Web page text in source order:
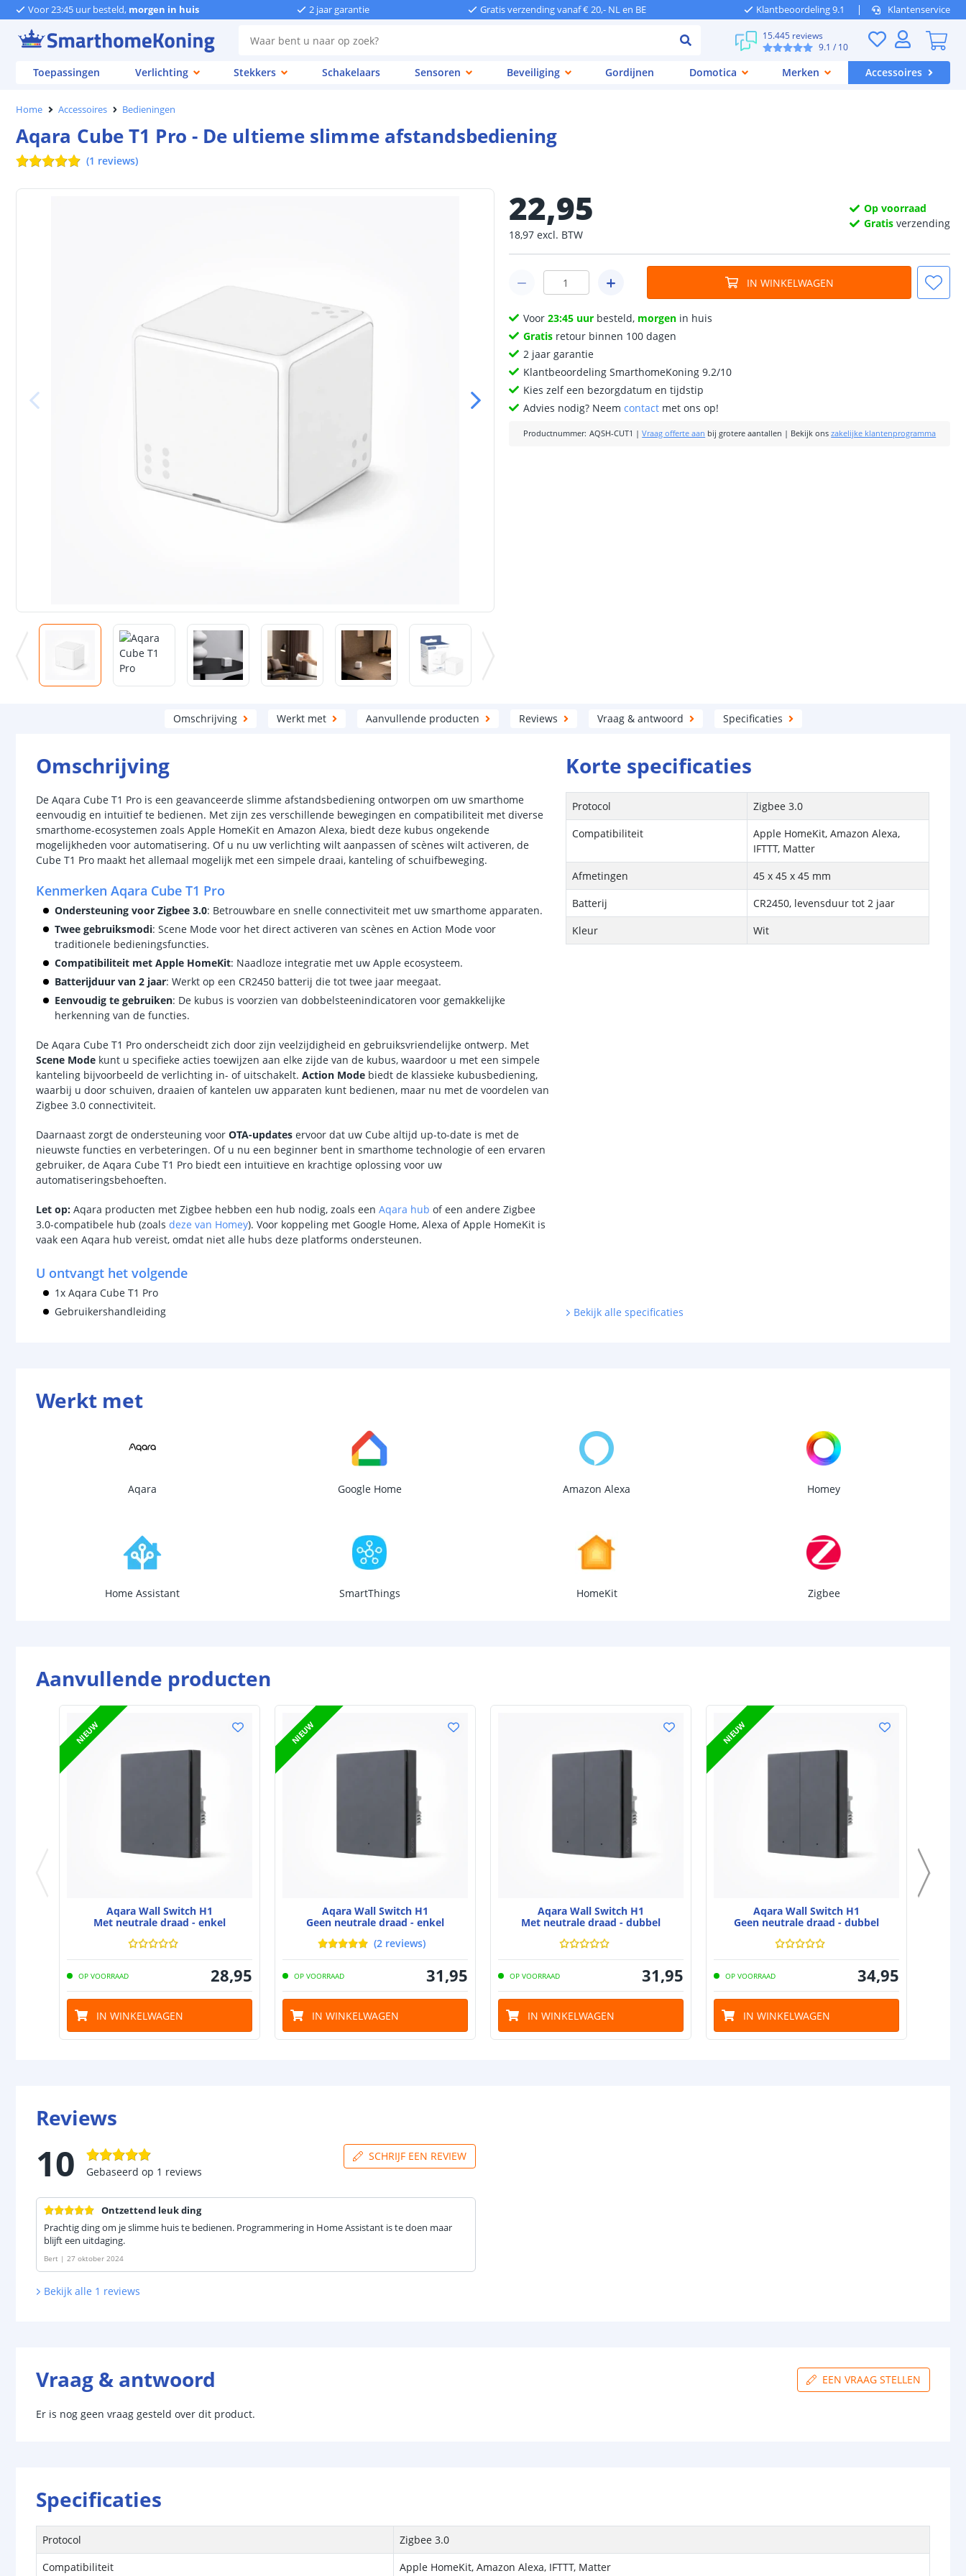
Voor 23:45 uur besteld, morgen in huis 2 jaar garantie Gratis verzending vanaf € 20,- NL en BE Klantbeoordeling 9.1 Klantenservice
15.445 reviews
9.1 / 10
Toepassingen Verlichting Stekkers Schakelaars Sensoren Beveiliging Gordijnen Domotica Merken Accessoires
Home Accessoires Bedieningen
Aqara Cube T1 Pro - De ultieme slimme afstandsbediening
(1 reviews)
22,95
18,97 excl. BTW
Op voorraad
Gratis verzending
IN WINKELWAGEN
Voor23:45 uur besteld, morgen in huis
Gratis retour binnen 100 dagen
2 jaar garantie
Klantbeoordeling SmarthomeKoning 9.2/10
Kies zelf een bezorgdatum en tijdstip
Advies nodig? Neemcontact met ons op!
Productnummer: AQSH-CUT1 |Vraag offerte aan bij grotere aantallen | Bekijk ons zakelijke klantenprogramma
Omschrijving Werkt met Aanvullende producten Reviews Vraag & antwoord Specificaties
Omschrijving
De Aqara Cube T1 Pro is een geavanceerde slimme afstandsbediening ontworpen om uw smarthome
eenvoudig en intuïtief te bedienen. Met zijn zes verschillende bewegingen en compatibiliteit met diverse
smarthome-ecosystemen zoals Apple HomeKit en Amazon Alexa, biedt deze kubus ongekende
mogelijkheden voor automatisering. Of u nu uw verlichting wilt aanpassen of scènes wilt activeren, de
Cube T1 Pro maakt het allemaal mogelijk met een simpele draai, kanteling of schuifbeweging.
Kenmerken Aqara Cube T1 Pro
Ondersteuning voor Zigbee 3.0: Betrouwbare en snelle connectiviteit met uw smarthome apparaten.
Twee gebruiksmodi: Scene Mode voor het direct activeren van scènes en Action Mode voor
traditionele bedieningsfuncties.
Compatibiliteit met Apple HomeKit: Naadloze integratie met uw Apple ecosysteem.
Batterijduur van 2 jaar: Werkt op een CR2450 batterij die tot twee jaar meegaat.
Eenvoudig te gebruiken: De kubus is voorzien van dobbelsteenindicatoren voor gemakkelijke
herkenning van de functies.
De Aqara Cube T1 Pro onderscheidt zich door zijn veelzijdigheid en gebruiksvriendelijke ontwerp. Met
Scene Mode kunt u specifieke acties toewijzen aan elke zijde van de kubus, waardoor u met een simpele
kanteling bijvoorbeeld de verlichting in- of uitschakelt. Action Mode biedt de klassieke kubusbediening,
waarbij u door schuiven, draaien of kantelen uw apparaten kunt bedienen, maar nu met de voordelen van
Zigbee 3.0 connectiviteit.
Daarnaast zorgt de ondersteuning voor OTA-updates ervoor dat uw Cube altijd up-to-date is met de
nieuwste functies en verbeteringen. Of u nu een beginner bent in smarthome technologie of een ervaren
gebruiker, de Aqara Cube T1 Pro biedt een intuïtieve en krachtige oplossing voor uw
automatiseringsbehoeften.
Let op: Aqara producten met Zigbee hebben een hub nodig, zoals een Aqara hub of een andere Zigbee
3.0-compatibele hub (zoals deze van Homey). Voor koppeling met Google Home, Alexa of Apple HomeKit is
vaak een Aqara hub vereist, omdat niet alle hubs deze platforms ondersteunen.
U ontvangt het volgende
1x Aqara Cube T1 Pro
Gebruikershandleiding
Korte specificaties
Protocol
Zigbee 3.0
Compatibiliteit
Apple HomeKit, Amazon Alexa,
IFTTT, Matter
Afmetingen
45 x 45 x 45 mm
Batterij
CR2450, levensduur tot 2 jaar
Kleur
Wit
Bekijk alle specificaties
Werkt met
Aqara Google Home Amazon Alexa Homey
Home Assistant SmartThings HomeKit Zigbee
Aanvullende producten
NIEUW
Aqara Wall Switch H1
Met neutrale draad - enkel
OP VOORRAAD 28,95
IN WINKELWAGEN
NIEUW
Aqara Wall Switch H1
Geen neutrale draad - enkel
(2 reviews)
OP VOORRAAD 31,95
IN WINKELWAGEN
Aqara Wall Switch H1
Met neutrale draad - dubbel
OP VOORRAAD 31,95
IN WINKELWAGEN
NIEUW
Aqara Wall Switch H1
Geen neutrale draad - dubbel
OP VOORRAAD 34,95
IN WINKELWAGEN
Reviews
10 Gebaseerd op 1 reviews
SCHRIJF EEN REVIEW
Ontzettend leuk ding
Prachtig ding om je slimme huis te bedienen. Programmering in Home Assistant is te doen maar
blijft een uitdaging.
Bert | 27 oktober 2024
Bekijk alle 1 reviews
Vraag & antwoord EEN VRAAG STELLEN
Er is nog geen vraag gesteld over dit product.
Specificaties
Protocol
Zigbee 3.0
Compatibiliteit
Apple HomeKit, Amazon Alexa, IFTTT, Matter